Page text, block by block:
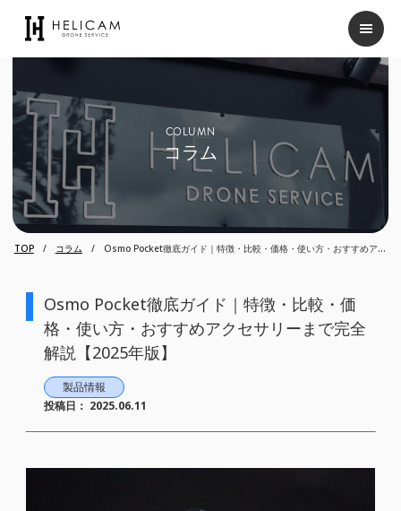
COLUMN
コラム
TOP コラム
Osmo Pocket徹底ガイド｜特徴・比較・価格・使い方・おすすめアク
Osmo Pocket徹底ガイド｜特徴・比較・価
格・使い方・おすすめアクセサリーまで完全
解説【2025年版】
製品情報
投稿日： 2025.06.11